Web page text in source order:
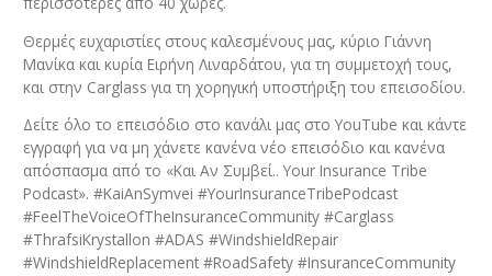
Θερμές ευχαριστίες στους καλεσμένους μας, κύριο Γιάννη
Μανίκα και κυρία Ειρήνη Λιναρδάτου, για τη συμμετοχή τους,
και στην Carglass για τη χορηγική υποστήριξη του επεισοδίου.
Δείτε όλο το επεισόδιο στο κανάλι μας στο YouTube και κάντε
εγγραφή για να μη χάνετε κανένα νέο επεισόδιο και κανένα
απόσπασμα από το «Και Αν Συμβεί.. Your Insurance Tribe
Podcast». #KaiAnSymvei #YourInsuranceTribePodcast
#FeelTheVoiceOfTheInsuranceCommunity #Carglass
#ThrafsiKrystallon #ADAS #WindshieldRepair
#WindshieldReplacement #RoadSafety #InsuranceCommunity